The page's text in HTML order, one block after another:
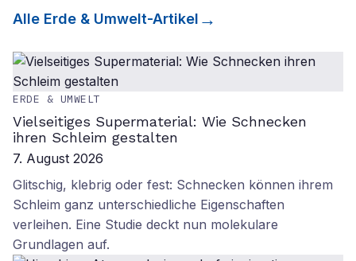
Alle Erde & Umwelt-Artikel
ERDE & UMWELT
Vielseitiges Supermaterial: Wie Schnecken
ihren Schleim gestalten
7. August 2026
Glitschig, klebrig oder fest: Schnecken können ihrem
Schleim ganz unterschiedliche Eigenschaften
verleihen. Eine Studie deckt nun molekulare
Grundlagen auf.